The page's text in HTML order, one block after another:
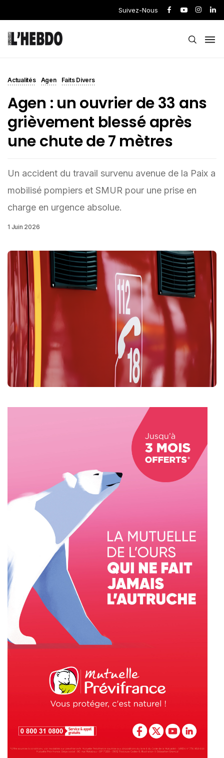
Suivez-Nous
Actualités Agen Faits Divers
Agen : un ouvrier de 33 ans
grièvement blessé après
une chute de 7 mètres
Un accident du travail survenu avenue de la Paix a
mobilisé pompiers et SMUR pour une prise en
charge en urgence absolue.
1 Juin 2026